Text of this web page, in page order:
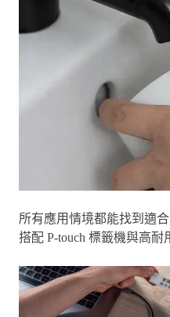
所有應用情境都能找到適
搭配 P-touch 標籤機與高耐